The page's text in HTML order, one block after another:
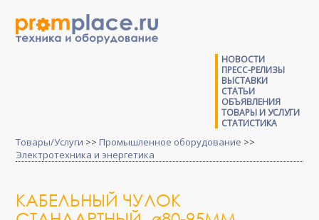
НОВОСТИ
ПРЕСС-РЕЛИЗЫ
ВЫСТАВКИ
СТАТЬИ
ОБЪЯВЛЕНИЯ
ТОВАРЫ И УСЛУГИ
СТАТИСТИКА
Товары/Услуги >> Промышленное оборудование >>
Электротехника и энергетика
КАБЕЛЬНЫЙ ЧУЛОК